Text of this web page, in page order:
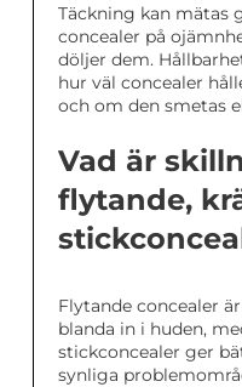
Täckning kan mätas
concealer på
döljer dem.
hur väl concealer
och om den smetas
Vad är
flytande,
Flytande concealer
blanda in i huden,
stickconcealer ger
synliga